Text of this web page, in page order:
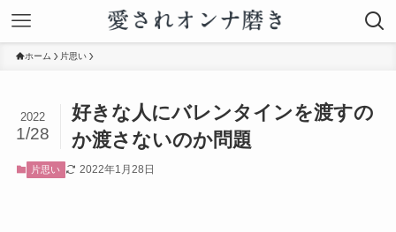
ホーム 片思い
好きな人にバレンタインを渡すの
か渡さないのか問題
2022
1/28
片思い 2022年1月28日